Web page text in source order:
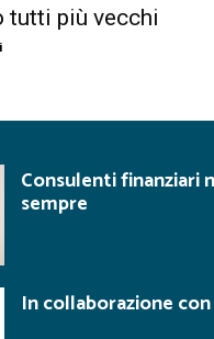
tutti più vecchi
Consulenti finanziari
sempre
In collaborazione